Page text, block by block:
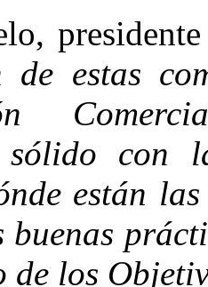
de estas
sólido
están
buenas
de los